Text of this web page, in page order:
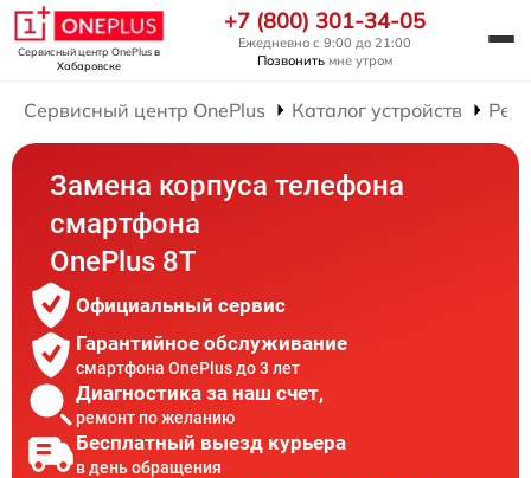
Сервисный центр OnePlusв
Хабаровске
+7 (800) 301-34-05
Ежедневно с 9:00 до 21:00
Позвонить мне утром
Сервисный центр OnePlus Каталог устройств
Замена корпуса телефона
смартфона
OnePlus 8T
Официальный сервис
Гарантийное обслуживание
смартфона OnePlus до 3 лет
Диагностика за наш счет,
ремонт по желанию
Бесплатный выезд курьера
в день обращения